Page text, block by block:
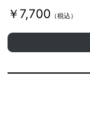
￥7,700 （税込）